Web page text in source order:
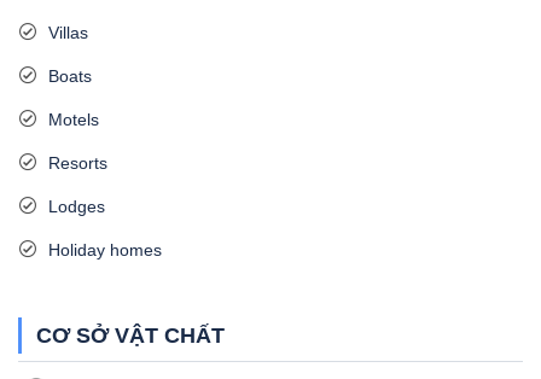
Villas
Boats
Motels
Resorts
Lodges
Holiday homes
CƠ SỞ VẬT CHẤT